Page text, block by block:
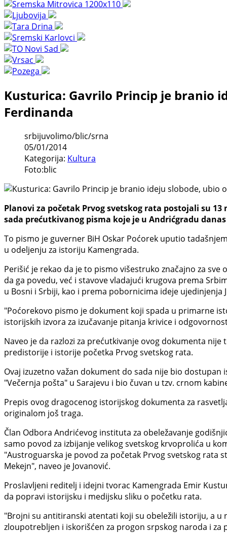
Kusturica: Gavrilo Princip je branio
Ferdinanda
srbijuvolimo/blic/srna
05/01/2014
Kategorija: Kultura
Foto:blic
Planovi za početak Prvog svetskog rata postojali su
sada prećutkivanog pisma koje je u Andrićgradu
To pismo je guverner BiH Oskar Poćorek uputio
u odeljenju za istoriju Kamengrada.
Perišić je rekao da je to pismo višestruko značajno za
da ga povedu, već i stavove vladajući krugova prema
u Bosni i Srbiji, kao i prema pobornicima ideje ujedinjenja
"Poćorekovo pismo je dokument koji spada u primarne
istorijskih izvora za izučavanje pitanja krivice i
Naveo je da razlozi za prećutkivanje ovog dokumenta
predistorije i istorije početka Prvog svetskog rata.
Ovaj izuzetno važan dokument do sada nije bio
"Večernja pošta" u Sarajevu i bio čuvan u tzv. crnom
Prepis ovog dragocenog istorijskog dokumenta za
originalom još traga.
Član Odbora Andrićevog instituta za obeležavanje
samo povod za izbijanje velikog svetskog krvoprolića u
"Austroguarska je povod za početak Prvog svetskog rata
Mekejn", naveo je Jovanović.
Proslavljeni reditelj i idejni tvorac Kamengrada Emir
da popravi istorijsku i medijsku sliku o početku rata.
"Brojni su antitiranski atentati koji su obeležili istoriju, a u
zloupotrebljen i iskorišćen za progon srpskog naroda i za